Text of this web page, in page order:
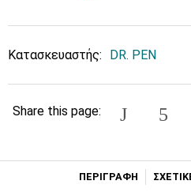
Κατασκευαστής: DR. PEN
Share this page:
ΠΕΡΙΓΡΑΦΗ